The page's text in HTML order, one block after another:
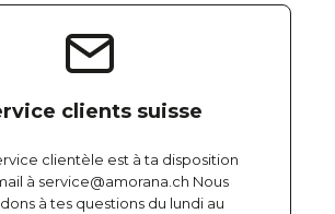
clients suisse
clientèle est à ta disposition
à service@amorana.ch Nous
à tes questions du lundi au